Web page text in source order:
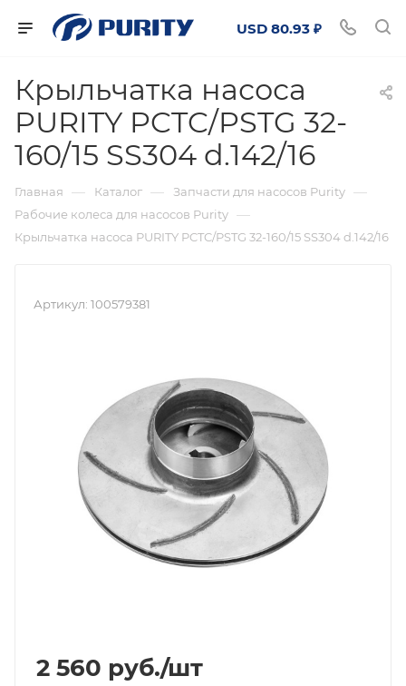
USD 80.93 ₽
Крыльчатка насоса
PURITY PCTC/PSTG 32-
160/15 SS304 d.142/16
Главная — Каталог — Запчасти для насосов Purity —
Рабочие колеса для насосов Purity —
Крыльчатка насоса PURITY PCTC/PSTG 32-160/15 SS304 d.142/16
Артикул: 100579381
2 560 руб./шт